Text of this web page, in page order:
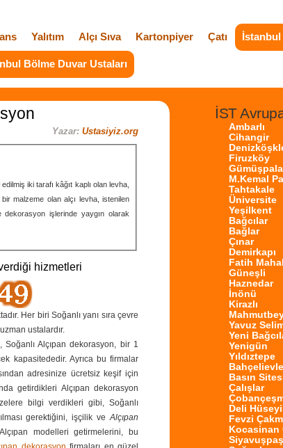
Yalıtım Alçı Sıva Kartonpiyer Çatı İstanbul
Bölme Duvar Ustaları
Yazar: Ustasiyiz.org
iki tarafı kâğıt kaplı olan levha,
bir malzeme olan alçı levha, istenilen
işlerinde yaygın olarak
hizmetleri
Her biri Soğanlı yanı sıra çevre
ustalardır.
Alçıpan dekorasyon, bir 1
kapasitededir. Ayrıca bu firmalar
adresinize ücretsiz keşif için
getirdikleri Alçıpan dekorasyon
bilgi verdikleri gibi, Soğanlı
gerektiğini, işçilik ve Alçıpan
modelleri getirmelerini, bu
İST
Ambarlı
Cihangir
Firuzköy
Gümüşpala
M.Kemal
Tahtakale
Üniversite
Yeşilkent
Bağcılar
Bağlar
Çınar
Demirkapı
Fatih
Güneşli
Haznedar
İnönü
Kirazlı
Yavuz
Yeni
Yenigün
Yıldıztepe
Basın
Çalışlar
Deli
Fevzi
Kocasinan